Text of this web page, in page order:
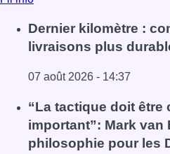
Dernier kilomètre :
livraisons plus
07 août 2026 - 14:37
Lire l'article Dernier
“La tactique doit être
important”: Mark van
philosophie pour les